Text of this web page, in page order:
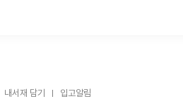
내서재 담기 입고알림